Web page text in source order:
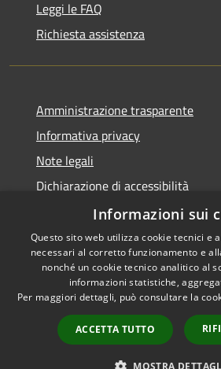
Leggi le FAQ
Richiesta assistenza
Amministrazione trasparente
Informativa privacy
Note legali
Dichiarazione di accessibilità
Piano di miglioramento dei servizi
RSS
Accessibilità
Informazioni sui
Questo sito web utilizza cookie tecnici e
necessari al corretto funzionamento e
nonché un cookie tecnico analitico al
informazioni statistiche,
Per maggiori dettagli, può consultare la
ACCETTA TUTTO
MOSTRA